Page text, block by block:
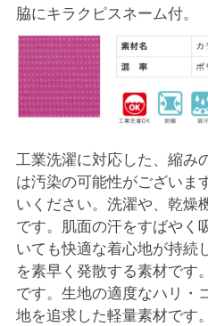
脇にキラクピスネーム付。
工業洗濯に対応した、縮み
は汚染の可能性がございま
いください。洗濯や、乾燥
です。肌面の汗をすばやく
いても快適な着心地が持続
を素早く発散する素材です
です。生地の適度なハリ・
地を追求した軽量素材です。